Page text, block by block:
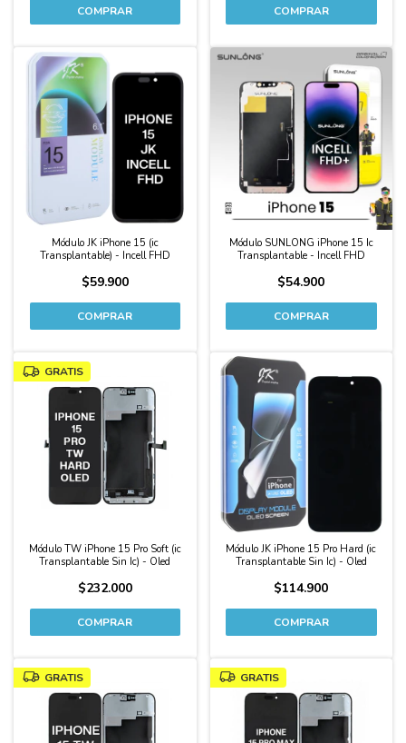
Módulo JK iPhone 15 (ic
Transplantable) - Incell FHD
$59.900
Módulo SUNLONG iPhone 15 Ic
Transplantable - Incell FHD
$54.900
GRATIS
Módulo TW iPhone 15 Pro Soft (ic
Transplantable Sin Ic) - Oled
$232.000
Módulo JK iPhone 15 Pro Hard (ic
Transplantable Sin Ic) - Oled
$114.900
GRATIS GRATIS